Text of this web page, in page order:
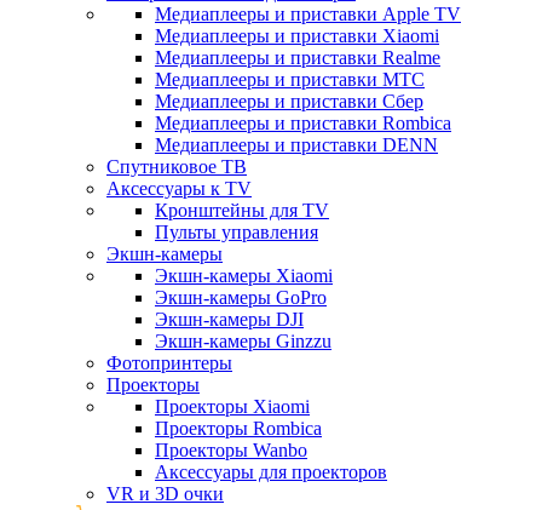
Медиаплееры и приставки Apple TV
Медиаплееры и приставки Xiaomi
Медиаплееры и приставки Realme
Медиаплееры и приставки МТС
Медиаплееры и приставки Сбер
Медиаплееры и приставки Rombica
Медиаплееры и приставки DENN
Спутниковое ТВ
Аксессуары к TV
Кронштейны для TV
Пульты управления
Экшн-камеры
Экшн-камеры Xiaomi
Экшн-камеры GoPro
Экшн-камеры DJI
Экшн-камеры Ginzzu
Фотопринтеры
Проекторы
Проекторы Xiaomi
Проекторы Rombica
Проекторы Wanbo
Аксессуары для проекторов
VR и 3D очки